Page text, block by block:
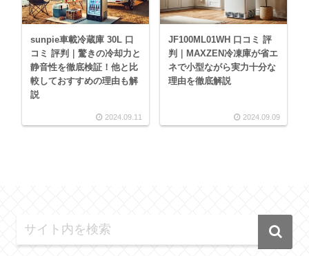
sunpie車載冷蔵庫 30L 口
コミ 評判｜驚きの冷却力と
静音性を徹底検証！他と比
較しておすすめの理由も解
説
2024.09.11
JF100ML01WH 口コミ 評
判｜MAXZEN冷凍庫が省エ
ネで小型ながら実力十分な
理由を徹底解説
2024.09.09